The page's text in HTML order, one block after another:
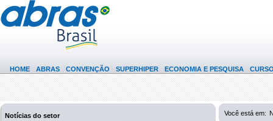
HOME ABRAS CONVENÇÃO SUPERHIPER ECONOMIA E PESQUISA
Notícias do setor
Você está em: